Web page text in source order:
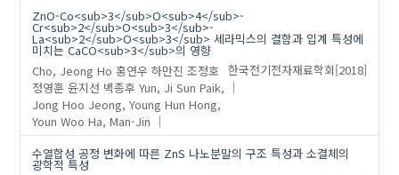
ZnO-Co<sub>3</sub>O<sub>4</sub>-
Cr<sub>2</sub>O<sub>3</sub>-
La<sub>2</sub>O<sub>3</sub> 세라믹스의 결함과 입계 특성에
미치는 CaCO<sub>3</sub>의 영향
Cho, Jeong Ho 홍연우 하만진 조정호
정영훈 윤지선 백종후 Yun, Ji Sun Paik,
Jong Hoo Jeong, Young Hun Hong,
Youn Woo Ha, Man-Jin
한국전기전자재료학회[2018]
수열합성 공정 변화에 따른 ZnS 나노분말의 구조 특성과 소결체의
광학적 특성